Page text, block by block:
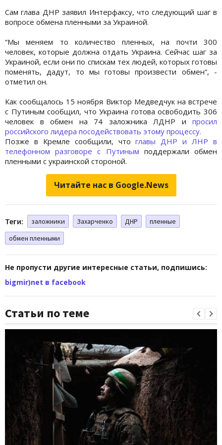
Сам глава ДНР заявил Интерфаксу, что следующий шаг в
вопросе обмена пленными за Украиной.
“Мы меняем то количество пленных, на почти 300
человек, которые должна отдать Украина. Сейчас шаг за
Украиной, если они по спискам тех людей, которых готовы
поменять, дадут, то мы готовы произвести обмен“, -
отметил он.
Как сообщалось 15 ноября Виктор Медведчук на встрече
с Путиным сообщил, что Украина готова освободить 306
человек в обмен на 74 заложника ЛДНР и просил
российского лидера посодействовать этому процессу.
Позже в Кремле сообщили, чтоглавы ДНР и ЛНР в
телефонном разговоре с Путиным поддержали обмен
пленными с украинской стороной.
Читайте нас в Google.News
Теги: заложники Захарченко ДНР
пленные
обмен пленными
Не пропусти другие интересные статьи, подпишись:
bigmir)net в facebook
Статьи по теме